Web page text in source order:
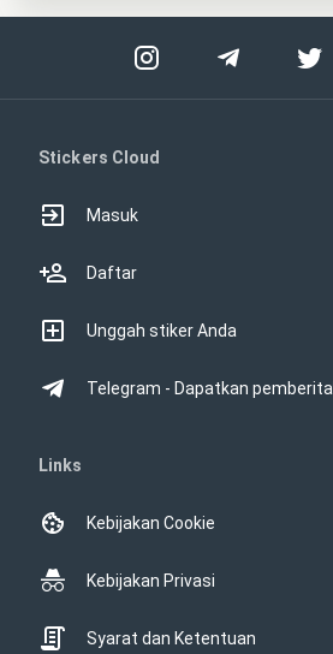
Stickers Cloud
Masuk
Daftar
Unggah stiker Anda
Telegram - Dapatkan
Links
Kebijakan Cookie
Kebijakan Privasi
Syarat dan Ketentuan